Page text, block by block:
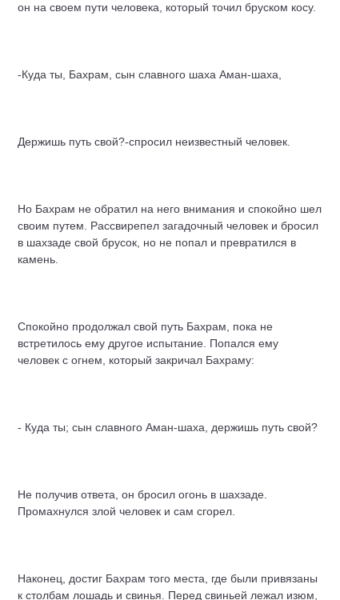
он на своем пути человека, который точил бруском косу.
-Куда ты, Бахрам, сын славного шаха Аман-шаха,
Держишь путь свой?-спросил неизвестный человек.
Но Бахрам не обратил на него внимания и спокойно шел
своим путем. Рассвирепел загадочный человек и бросил
в шахзаде свой брусок, но не попал и превратился в
камень.
Спокойно продолжал свой путь Бахрам, пока не
встретилось ему другое испытание. Попался ему
человек с огнем, который закричал Бахраму:
- Куда ты; сын славного Аман-шаха, держишь путь свой?
Не получив ответа, он бросил огонь в шахзаде.
Промахнулся злой человек и сам сгорел.
Наконец, достиг Бахрам того места, где были привязаны
к столбам лошадь и свинья. Перед свиньей лежал изюм,